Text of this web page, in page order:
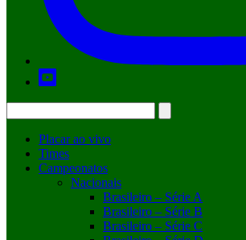
Placar ao vivo
Times
Campeonatos
Nacionais
Brasileiro – Série A
Brasileiro – Série B
Brasileiro – Série C